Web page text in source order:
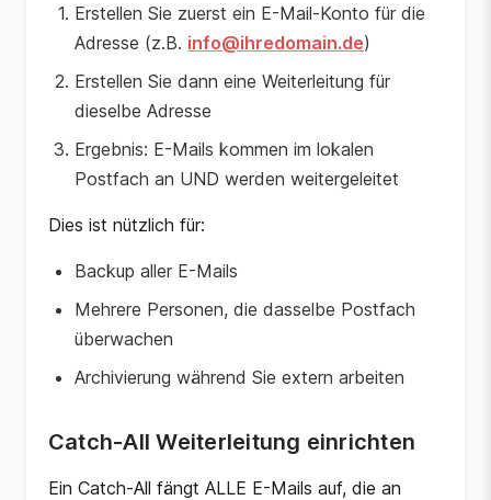
Erstellen Sie zuerst ein E-Mail-Konto für die
Adresse (z.B. info@ihredomain.de)
Erstellen Sie dann eine Weiterleitung für
dieselbe Adresse
Ergebnis: E-Mails kommen im lokalen
Postfach an UND werden weitergeleitet
Dies ist nützlich für:
Backup aller E-Mails
Mehrere Personen, die dasselbe Postfach
überwachen
Archivierung während Sie extern arbeiten
Catch-All Weiterleitung einrichten
Ein Catch-All fängt ALLE E-Mails auf, die an